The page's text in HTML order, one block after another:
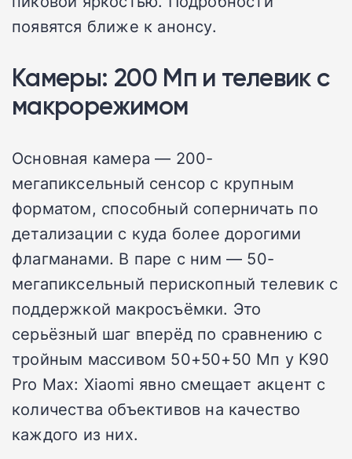
появятся ближе к анонсу.
Камеры: 200 Мп и телевик с
макрорежимом
Основная камера — 200-
мегапиксельный сенсор с крупным
форматом, способный соперничать по
детализации с куда более дорогими
флагманами. В паре с ним — 50-
мегапиксельный перископный телевик с
поддержкой макросъёмки. Это
серьёзный шаг вперёд по сравнению с
тройным массивом 50+50+50 Мп у K90
Pro Max: Xiaomi явно смещает акцент с
количества объективов на качество
каждого из них.